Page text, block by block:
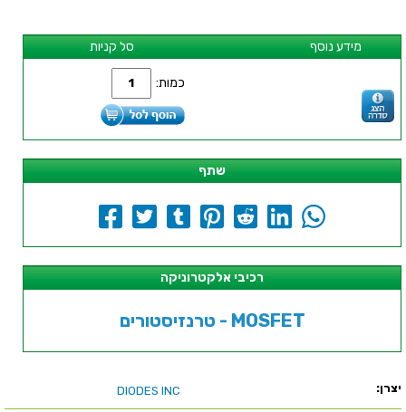
סל קניות מידע נוסף
כמות:
שתף
רכיבי אלקטרוניקה
טרנזיסטורים - MOSFET
יצרן: DIODES INC